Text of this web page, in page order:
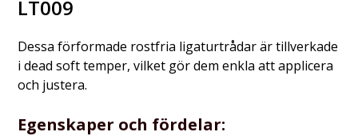
LT009
Dessa förformade rostfria ligaturtrådar är tillverkade
i dead soft temper, vilket gör dem enkla att applicera
och justera.
Egenskaper och fördelar: